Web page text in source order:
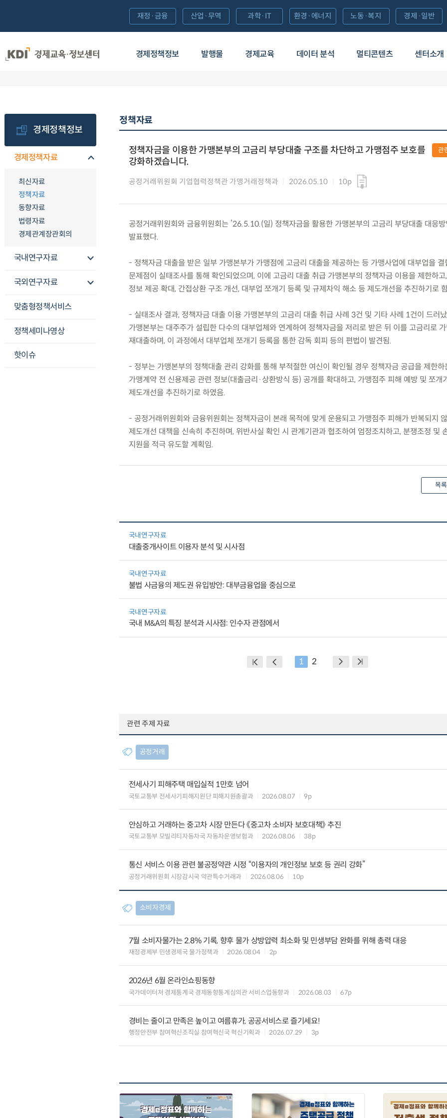
경제정책정보 발행물 경제교육 데이터 분석 멀티콘텐츠 센터소개
재정·금융 산업·무역 과학·IT 환경·에너지 노동·복지 경제·일반
경제정책정보
경제정책자료
최신자료
정책자료
동향자료
법령자료
경제관계장관회의
국내연구자료
국외연구자료
맞춤형정책서비스
정책세미나영상
핫이슈
정책자료
정책자금을 이용한 가맹본부의 고금리 부당대출 구조를 차단하고 가맹점주 보호를
강화하겠습니다.
공정거래위원회 기업협력정책관 가맹거래정책과 2026.05.10 10p
관
공정거래위원회와 금융위원회는 ’26.5.10.(일) 정책자금을 활용한 가맹본부의 고금리 부당대출 대응
발표했다.
- 정책자금 대출을 받은 일부 가맹본부가 가맹점에 고금리 대출을 제공하는 등 가맹사업에 대부업을 결
문제점이 실태조사를 통해 확인되었으며, 이에 고금리 대출 취급 가맹본부의 정책자금 이용을 제한하
정보 제공 확대, 간접상환 구조 개선, 대부업 쪼개기 등록 및 규제차익 해소 등 제도개선을 추진하기로
- 실태조사 결과, 정책자금 대출 이용 가맹본부의 고금리 대출 취급 사례 3건 및 기타 사례 1건이 드러
가맹본부는 대주주가 설립한 다수의 대부업체와 연계하여 정책자금을 저리로 받은 뒤 이를 고금리로
재대출하며, 이 과정에서 대부업체 쪼개기 등록을 통한 감독 회피 등의 편법이 발견됨.
- 정부는 가맹본부의 정책대출 관리 강화를 통해 부적절한 여신이 확인될 경우 정책자금 공급을 제한하
가맹계약 전 신용제공 관련 정보(대출금리·상환방식 등) 공개를 확대하고, 가맹점주 피해 예방 및 쪼개
제도개선을 추진하기로 하였음.
- 공정거래위원회와 금융위원회는 정책자금이 본래 목적에 맞게 운용되고 가맹점주 피해가 반복되지
제도개선 대책을 신속히 추진하며, 위반사실 확인 시 관계기관과 협조하여 엄정조치하고, 분쟁조정 및
지원을 적극 유도할 계획임.
목
국내연구자료
대출중개사이트 이용자 분석 및 시사점
국내연구자료
불법 사금융의 제도권 유입방안: 대부금융업을 중심으로
국내연구자료
국내 M&A의 특징 분석과 시사점: 인수자 관점에서
1 2
관련 주제 자료
공정거래
전세사기 피해주택 매입실적 1만호 넘어
국토교통부 전세사기피해지원단 피해지원총괄과 2026.08.07 9p
안심하고 거래하는 중고차 시장 만든다 《중고차 소비자 보호대책》 추진
국토교통부 모빌리티자동차국 자동차운영보험과 2026.08.06 38p
통신 서비스 이용 관련 불공정약관 시정 “이용자의 개인정보 보호 등 권리 강화”
공정거래위원회 시장감시국 약관특수거래과 2026.08.06 10p
소비자경제
7월 소비자물가는 2.8% 기록, 향후 물가 상방압력 최소화 및 민생부담 완화를 위해 총력 대응
재정경제부 민생경제국 물가정책과 2026.08.04 2p
2026년 6월 온라인쇼핑동향
국가데이터처 경제통계국 경제동향통계심의관 서비스업동향과 2026.08.03 67p
경비는 줄이고 만족은 높이고 여름휴가, 공공서비스로 즐기세요!
행정안전부 참여혁신조직실 참여혁신국 혁신기획과 2026.07.29 3p